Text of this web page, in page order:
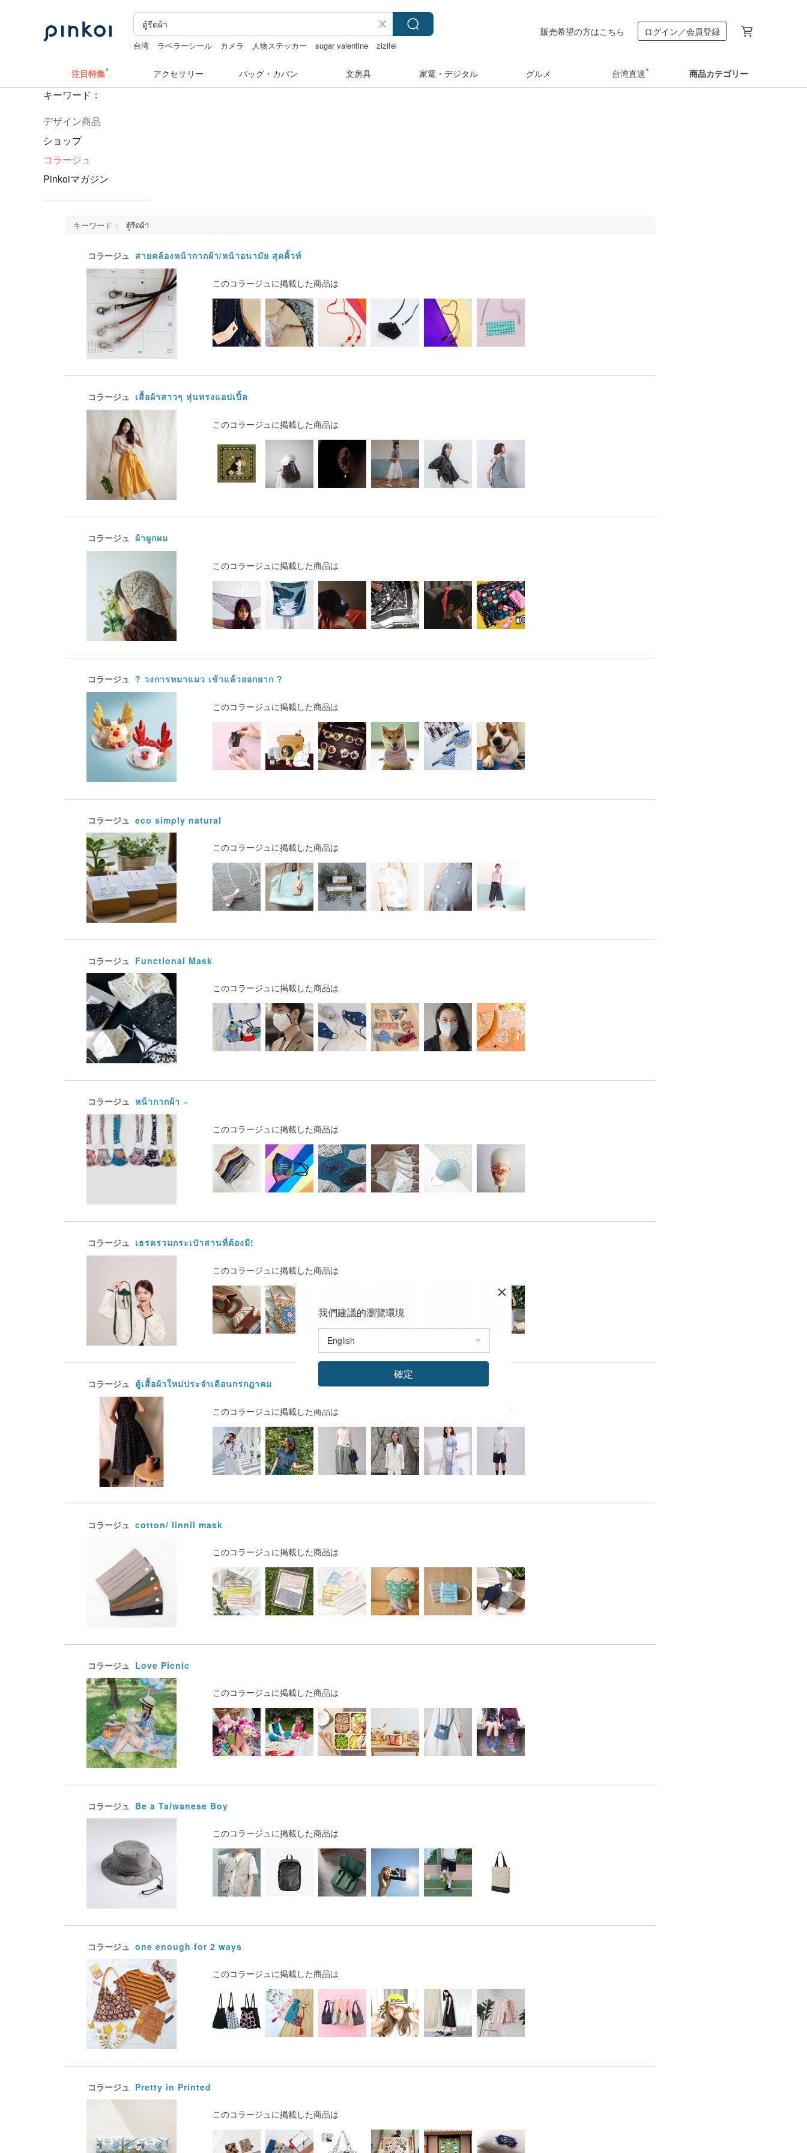
台湾 ラベラーシール カメラ 人物ステッカー sugar valentine
zizifei
販売希望の方はこちら ログイン／会員登録
注目特集 アクセサリー バッグ・カバン 文房具 家電・デジタル グルメ 台湾直送 商品カテゴリー
キーワード：
デザイン商品
ショップ
コラージュ
Pinkoiマガジン
キーワード： ตู้รีดผ้า
コラージュ สายคล้องหน้ากากผ้า/หน้าอนามัย สุดคิ้วท์
このコラージュに掲載した商品は
コラージュ เสื้อผ้าสาวๆ หุ่นทรงแอปเปิ้ล
このコラージュに掲載した商品は
コラージュ ผ้าผูกผม
このコラージュに掲載した商品は
コラージュ ? วงการหมาแมว เข้าแล้วออกยาก ?
このコラージュに掲載した商品は
コラージュ eco simply natural
このコラージュに掲載した商品は
コラージュ Functional Mask
このコラージュに掲載した商品は
コラージュ หน้ากากผ้า ~
このコラージュに掲載した商品は
コラージュ เธรดรวมกระเป๋าสานที่ต้องมี!
このコラージュに掲載した商品は
コラージュ ตู้เสื้อผ้าใหม่ประจำเดือนกรกฎาคม
このコラージュに掲載した商品は
コラージュ cotton/ linnil mask
このコラージュに掲載した商品は
コラージュ Love Picnic
このコラージュに掲載した商品は
コラージュ Be a Taiwanese Boy
このコラージュに掲載した商品は
コラージュ one enough for 2 ways
このコラージュに掲載した商品は
コラージュ Pretty in Printed
このコラージュに掲載した商品は
我們建議的瀏覽環境
確定